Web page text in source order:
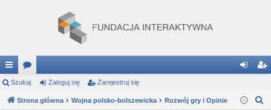
ię
ce
or
a og ej
Szukaj Zaloguj się Zarejestruj się
Strona główna Wojna polsko-bolszewicka Rozwój gry i Opinie